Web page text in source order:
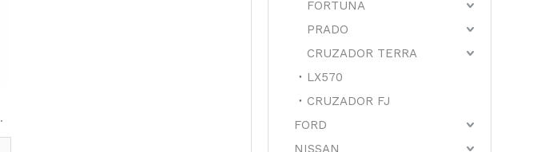
FORTUNA
PRADO
CRUZADOR TERRA
LX570
CRUZADOR FJ
FORD
NISSAN